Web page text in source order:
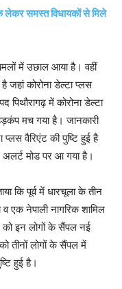
लेकर समस्त विधायकों से मिले
में उछाल आया है। वहीं
जहां कोरोना डेल्टा प्लस
में कोरोना डेल्टा
मच गया है। जानकारी
प्लस वैरिएंट की पुष्टि हुई है
मोड पर आ गया है।
कि पूर्व में धारचूला के तीन
व एक नेपाली नागरिक शामिल
को इन लोगों के सैंपल नई
तीनों लोगों के सैंपल में
हुई है।